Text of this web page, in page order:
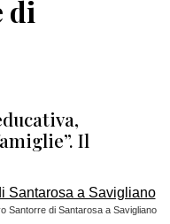
di
Il
Santorre di Santarosa a Savigliano